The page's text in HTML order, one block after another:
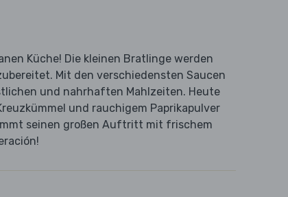
Küche! Die kleinen Bratlinge werden
Mit den verschiedensten Saucen
und nahrhaften Mahlzeiten. Heute
und rauchigem Paprikapulver
seinen großen Auftritt mit frischem